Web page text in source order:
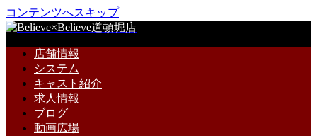
コンテンツへスキップ
店舗情報
システム
キャスト紹介
求人情報
ブログ
動画広場